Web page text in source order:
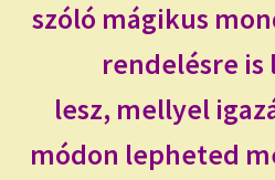
szóló mágikus
rendelésre is
lesz, mellyel
módon lepheted